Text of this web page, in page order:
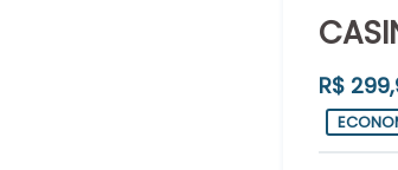
Preço
normal
R$